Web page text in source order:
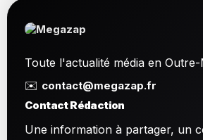
Toute l'actualité média en
✉️ contact@megazap.fr
Contact Rédaction
Une information à partager, un